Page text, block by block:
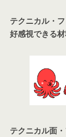
テクニカル・
好感視できる
テクニカル面